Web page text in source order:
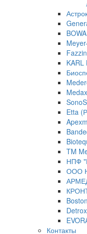
KARL
Etta
TM
НПФ
ООО
Контакты